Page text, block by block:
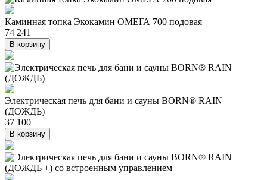
Каминная топка Экокамин ОМЕГА 700 подовая
74 241
В корзину
Электрическая печь для бани и сауны BORN® RAIN
(ДОЖДЬ)
37 100
В корзину